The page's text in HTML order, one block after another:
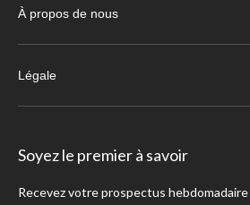
À propos de nous
Légale
Soyez le premier à savoir
Recevez votre prospectus